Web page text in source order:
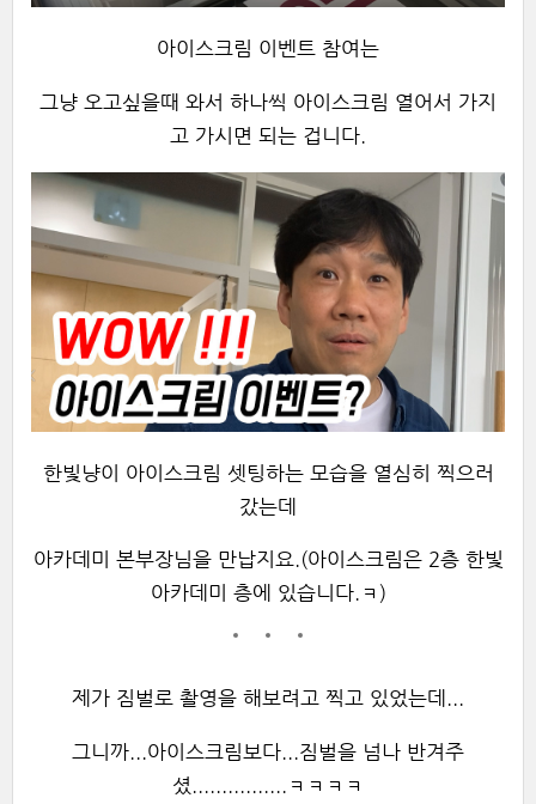
아이스크림 이벤트 참여는
그냥 오고싶을때 와서 하나씩 아이스크림 열어서 가지
고 가시면 되는 겁니다.
한빛냥이 아이스크림 셋팅하는 모습을 열심히 찍으러
갔는데
아카데미 본부장님을 만납지요.(아이스크림은 2층 한빛
아카데미 층에 있습니다.ㅋ)
제가 짐벌로 촬영을 해보려고 찍고 있었는데...
그니까...아이스크림보다...짐벌을 넘나 반겨주
셨................ㅋㅋㅋㅋ